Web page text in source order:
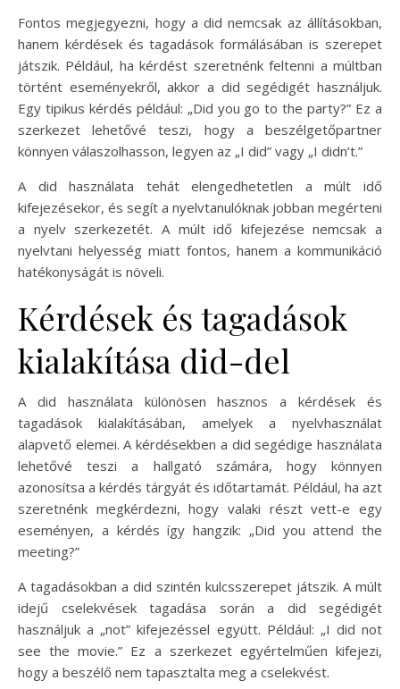
Fontos megjegyezni, hogy a did nemcsak az állításokban,
hanem kérdések és tagadások formálásában is szerepet
játszik. Például, ha kérdést szeretnénk feltenni a múltban
történt eseményekről, akkor a did segédigét használjuk.
Egy tipikus kérdés például: „Did you go to the party?” Ez a
szerkezet lehetővé teszi, hogy a beszélgetőpartner
könnyen válaszolhasson, legyen az „I did” vagy „I didn’t.”
A did használata tehát elengedhetetlen a múlt idő
kifejezésekor, és segít a nyelvtanulóknak jobban megérteni
a nyelv szerkezetét. A múlt idő kifejezése nemcsak a
nyelvtani helyesség miatt fontos, hanem a kommunikáció
hatékonyságát is növeli.
Kérdések és tagadások
kialakítása did-del
A did használata különösen hasznos a kérdések és
tagadások kialakításában, amelyek a nyelvhasználat
alapvető elemei. A kérdésekben a did segédige használata
lehetővé teszi a hallgató számára, hogy könnyen
azonosítsa a kérdés tárgyát és időtartamát. Például, ha azt
szeretnénk megkérdezni, hogy valaki részt vett-e egy
eseményen, a kérdés így hangzik: „Did you attend the
meeting?”
A tagadásokban a did szintén kulcsszerepet játszik. A múlt
idejű cselekvések tagadása során a did segédigét
használjuk a „not” kifejezéssel együtt. Például: „I did not
see the movie.” Ez a szerkezet egyértelműen kifejezi,
hogy a beszélő nem tapasztalta meg a cselekvést.